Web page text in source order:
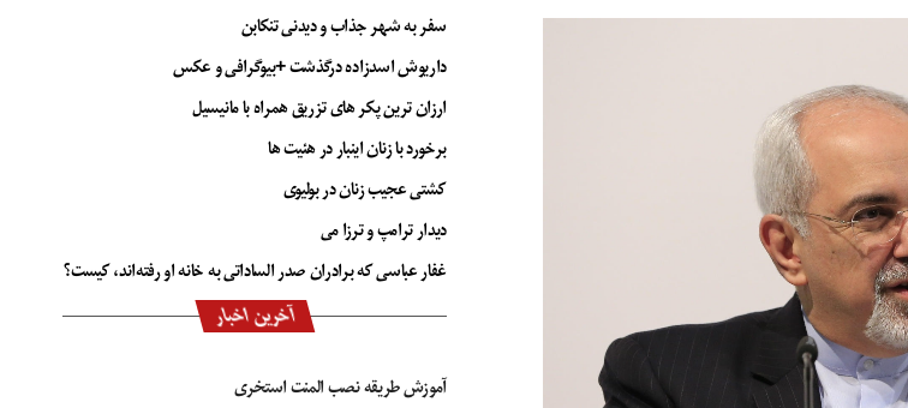
سفر به شهر جذاب و دیدنی تنکابن
داریوش اسدزاده درگذشت +بیوگرافی و عکس
ارزان ترین پکر های تزریق همراه با مانیسیل
برخورد با زنان اینبار در هئیت ها
کشتی عجیب زنان در بولیوی
دیدار ترامپ و ترزا می
غفار عباسی که برادران صدر الساداتی به خانه او رفته‌اند، کیست؟
آخرین اخبار
آموزش طریقه نصب المنت استخری